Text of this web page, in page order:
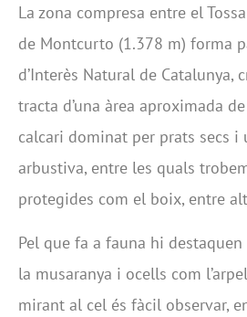
La zona compresa entre el
de Montcurto (1.378 m) forma
d’Interès Natural de Catalunya,
tracta d’una àrea aproximada
calcari dominat per prats secs i
arbustiva, entre les quals
protegides com el boix, entre
Pel que fa a fauna hi
la musaranya i ocells com
mirant al cel és fàcil observar,